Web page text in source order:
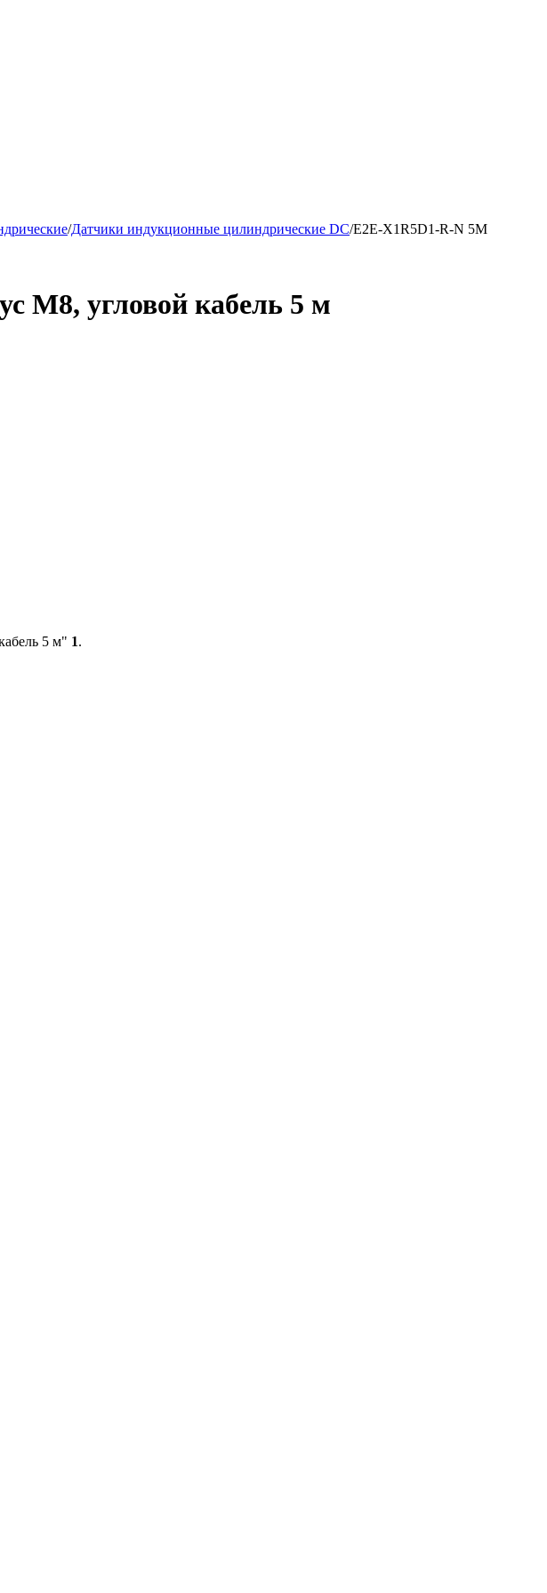
/Датчики индукционные цилиндрические DC/E2E-X1R5D1-R-N 5M
М8, угловой кабель 5 м
5 м" 1.